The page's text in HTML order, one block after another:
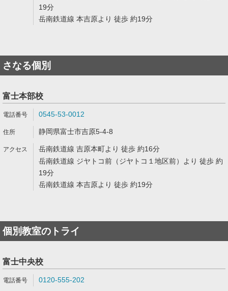
19分
岳南鉄道線 本吉原より 徒歩 約19分
さなる個別
富士本部校
0545-53-0012
静岡県富士市吉原5-4-8
岳南鉄道線 吉原本町より 徒歩 約16分
岳南鉄道線 ジヤトコ前（ジヤトコ１地区前）より 徒歩 約
19分
岳南鉄道線 本吉原より 徒歩 約19分
個別教室のトライ
富士中央校
0120-555-202